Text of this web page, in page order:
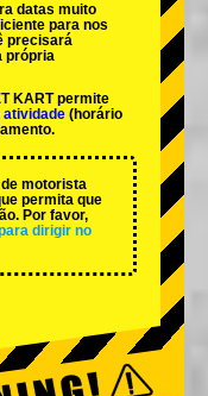
datas muito
para nos
precisará
própria
KART permite
atividade (horário
motorista
permita que
Por favor,
dirigir no